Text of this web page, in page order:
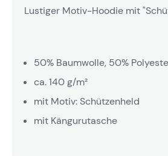
Lustiger Motiv-Hoodie mit
50% Baumwolle, 50%
ca. 140 g/m²
mit Motiv: Schützenheld
mit Kängurutasche